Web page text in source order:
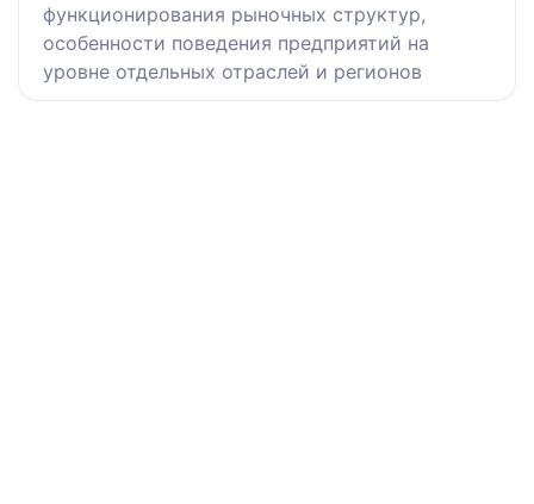
функционирования рыночных структур,
особенности поведения предприятий на
уровне отдельных отраслей и регионов